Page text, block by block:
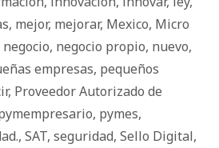
, mejor, mejorar, Mexico, Micro
negocio, negocio propio, nuevo,
empresas, pequeños
, Proveedor Autorizado de
, pymes,
, SAT, seguridad, Sello Digital,